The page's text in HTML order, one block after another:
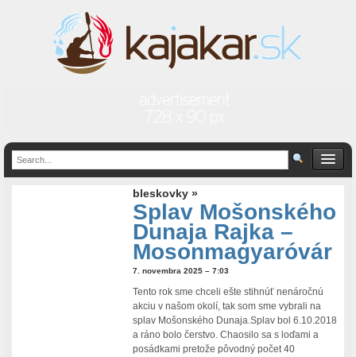
bleskovky »
Splav Mošonského
Dunaja Rajka –
Mosonmagyaróvár
7. novembra 2025 – 7:03
Tento rok sme chceli ešte stihnúť nenáročnú
akciu v našom okolí, tak som sme vybrali na
splav Mošonského Dunaja.Splav bol 6.10.2018
a ráno bolo čerstvo. Chaosilo sa s loďami a
posádkami pretože pôvodný počet 40